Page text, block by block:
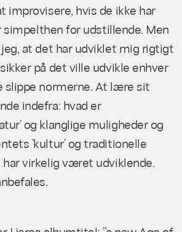
hvis de ikke har
for udstillende. Men
at det har udviklet mig rigtigt
på det ville udvikle enhver
slippe normerne. At lære sit
indefra: hvad er
og klanglige muligheder og
’kultur’ og traditionelle
har virkelig været udviklende.